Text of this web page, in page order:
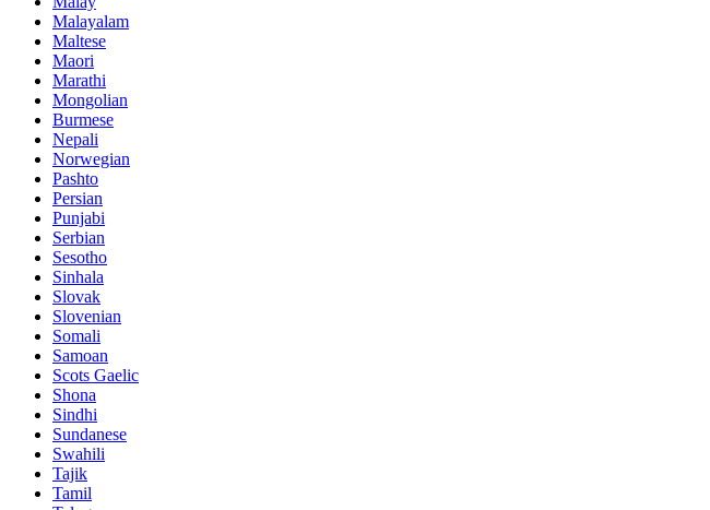
Malayalam
Maltese
Maori
Marathi
Mongolian
Burmese
Nepali
Norwegian
Pashto
Persian
Punjabi
Serbian
Sesotho
Sinhala
Slovak
Slovenian
Somali
Samoan
Scots Gaelic
Shona
Sindhi
Sundanese
Swahili
Tajik
Tamil